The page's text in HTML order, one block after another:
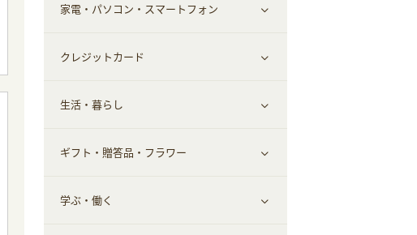
靴・フットウェア
小物・かばん
スーツ・フォーマル
ドリンク
お酒
食材宅配
スキンケア
メイクアップ
ヘアケア
メンズ美容
美容・ダイエット用品
すべて見る
健康食品｜青汁・飲料
健康食品｜乳酸菌・ケフィア
健康食品｜その他
スポーツ・フィットネス
家電・パソコン・スマートフォン
すべて見る
家電・パソコン・ソフトウェア
スマホ・携帯電話・SIM
クレジットカード
すべて見る
クレジットカード
生活・暮らし
すべて見る
車情報・カーシェア・レンタル
ギフト・贈答品・フラワー
すべて見る
学ぶ・働く